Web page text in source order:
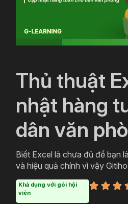
Thủ thuật
nhật hàng
dân văn
Biết Excel là chưa đủ để bạn
và hiệu quả chính vì vậy
văn phòng sẽ tự tin thao tác
trong Excel và ứng dụng để
Khả dụng với gói hội
viên